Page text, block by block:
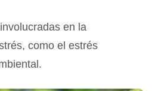
en la
como el estrés